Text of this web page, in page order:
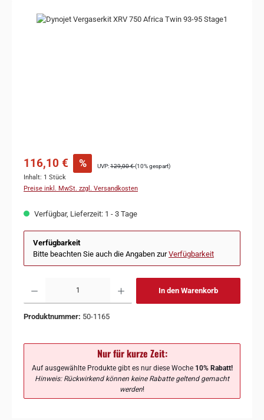
Bildergalerie überspringen
116,10 € % UVP:129,00 €(10% gespart)
Inhalt: 1 Stück
Preise inkl. MwSt. zzgl. Versandkosten
Verfügbar, Lieferzeit: 1 - 3 Tage
Verfügbarkeit
Bitte beachten Sie auch die Angaben zurVerfügbarkeit
In den Warenkorb
Produktnummer: 50-1165
Nur für kurze Zeit:
Auf ausgewählte Produkte gibt es nur diese Woche10% Rabatt!
Hinweis: Rückwirkend können keine Rabatte geltend gemacht
werden!